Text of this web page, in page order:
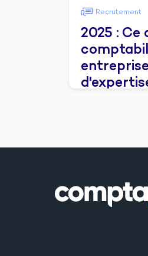
Recrutement
2025 : Ce